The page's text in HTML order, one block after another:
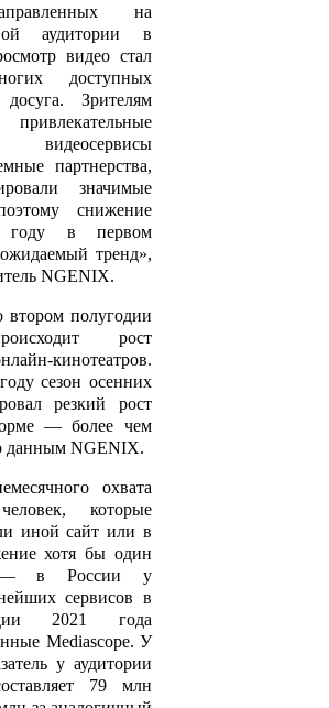
на
аудитории в
видео стал
доступных
Зрителям
партнерства,
значимые
снижение
в первом
тренд»,
NGENIX.
втором полугодии
рост
кинотеатров.
сезон осенних
резкий рост
— более чем
данным NGENIX.
охвата
которые
иной сайт или в
хотя бы один
в России у
сервисов в
2021 года
Mediascope. У
у аудитории
79 млн